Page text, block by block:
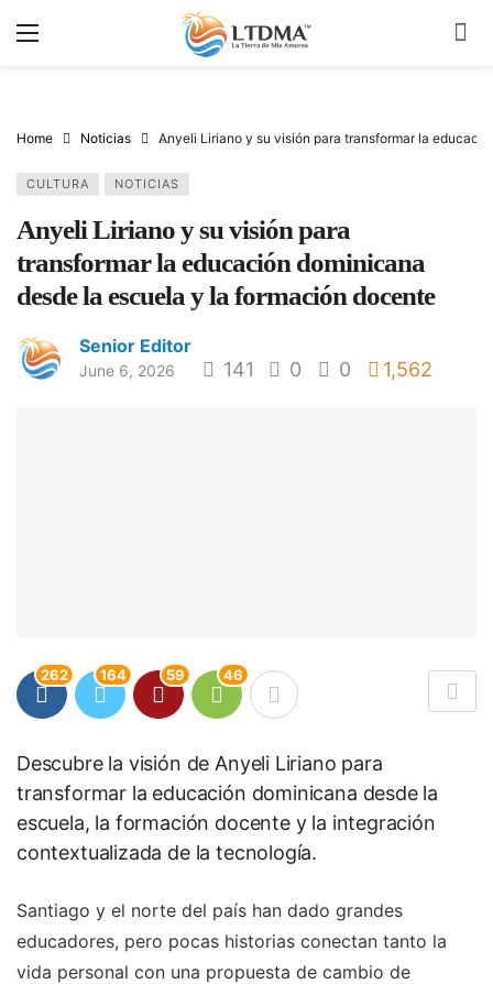
Home Noticias Anyeli Liriano y su visión para transformar la
CULTURA NOTICIAS
Anyeli Liriano y su visión para
transformar la educación dominicana
desde la escuela y la formación docente
Senior Editor
June 6, 2026 141 0 0 1,562
262 164 59 46
Descubre la visión de Anyeli Liriano para
transformar la educación dominicana desde la
escuela, la formación docente y la integración
contextualizada de la tecnología.
Santiago y el norte del país han dado grandes
educadores, pero pocas historias conectan tanto la
vida personal con una propuesta de cambio de